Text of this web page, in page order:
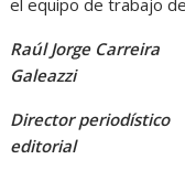
el equipo de trabajo de
Raúl Jorge
Galeazzi
Director
editorial